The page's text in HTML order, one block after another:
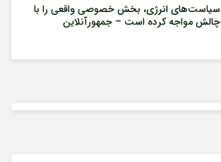
سیاست‌های انرژی، بخش خصوصی واقعی را با
چالش مواجه کرده است – جمهورآنلاین